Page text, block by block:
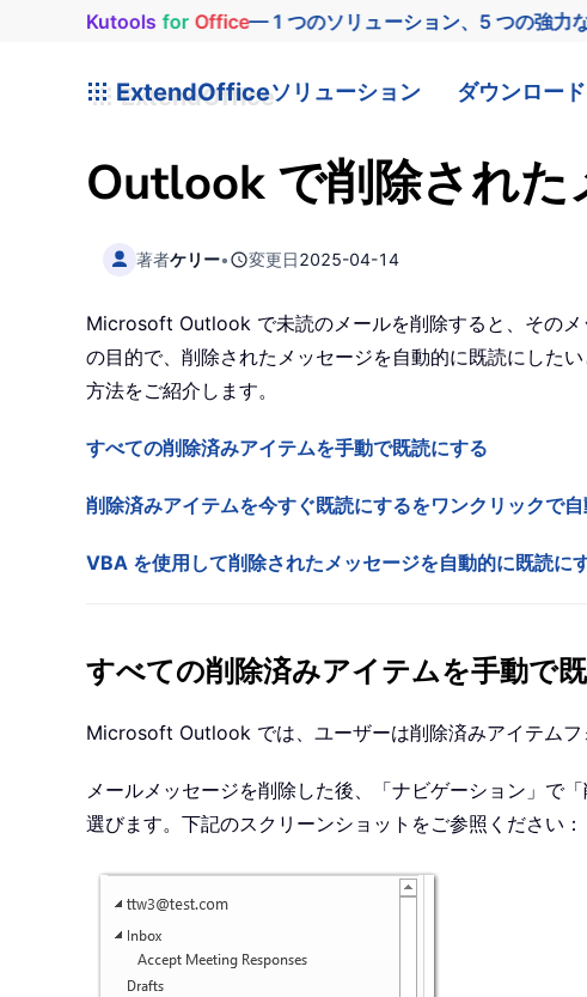
Kutools for Office— 1 つのソリューション、5 つの強力
ExtendOfficeソリューション ダウンロード
Outlook で削除された
著者ケリー• 変更日2025-04-14
Microsoft Outlook で未読のメールを削除すると、その
の目的で、削除されたメッセージを自動的に既読にした
方法をご紹介します。
すべての削除済みアイテムを手動で既読にする
削除済みアイテムを今すぐ既読にするをワンクリックで
VBA を使用して削除されたメッセージを自動的に既読に
すべての削除済みアイテムを手動で
Microsoft Outlook では、ユーザーは削除済みアイテムフ
メールメッセージを削除した後、「ナビゲーション」で
選びます。下記のスクリーンショットをご参照ください：